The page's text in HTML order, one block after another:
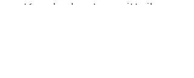
Kundenkontos mitteilen.